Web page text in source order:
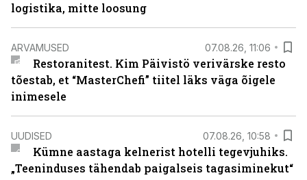
logistika, mitte loosung
ARVAMUSED 07.08.26, 11:06
Restoranitest. Kim Päivistö verivärske resto
tõestab, et “MasterChefi” tiitel läks väga õigele
inimesele
UUDISED 07.08.26, 10:58
Kümne aastaga kelnerist hotelli tegevjuhiks.
„Teeninduses tähendab paigalseis tagasiminekut“